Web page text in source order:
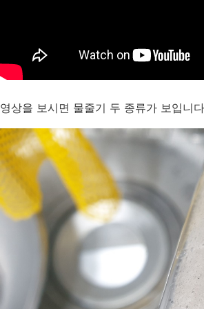
영상을 보시면 물줄기 두 종류가 보입니